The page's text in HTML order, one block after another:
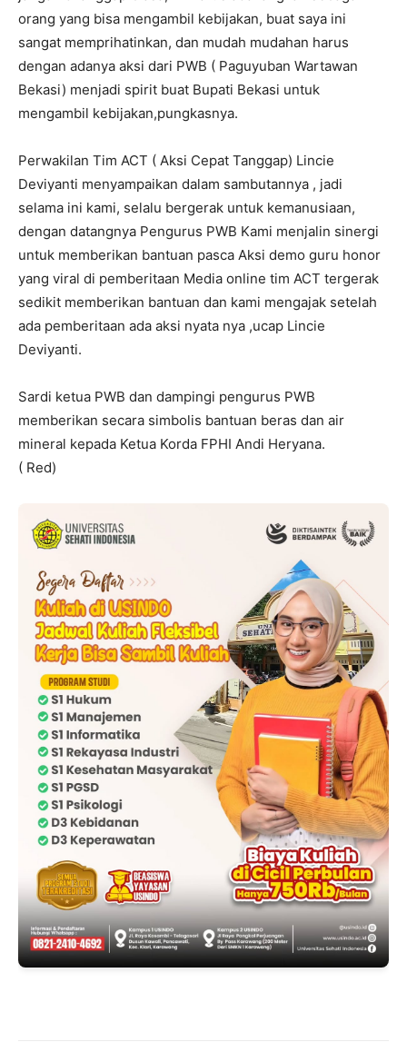
orang yang bisa mengambil kebijakan, buat saya ini
sangat memprihatinkan, dan mudah mudahan harus
dengan adanya aksi dari PWB ( Paguyuban Wartawan
Bekasi) menjadi spirit buat Bupati Bekasi untuk
mengambil kebijakan,pungkasnya.
Perwakilan Tim ACT ( Aksi Cepat Tanggap) Lincie
Deviyanti menyampaikan dalam sambutannya , jadi
selama ini kami, selalu bergerak untuk kemanusiaan,
dengan datangnya Pengurus PWB Kami menjalin sinergi
untuk memberikan bantuan pasca Aksi demo guru honor
yang viral di pemberitaan Media online tim ACT tergerak
sedikit memberikan bantuan dan kami mengajak setelah
ada pemberitaan ada aksi nyata nya ,ucap Lincie
Deviyanti.
Sardi ketua PWB dan dampingi pengurus PWB
memberikan secara simbolis bantuan beras dan air
mineral kepada Ketua Korda FPHI Andi Heryana.
( Red)